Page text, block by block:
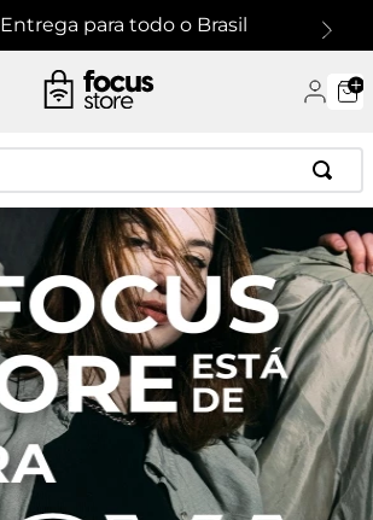
Entrega para todo o Brasil